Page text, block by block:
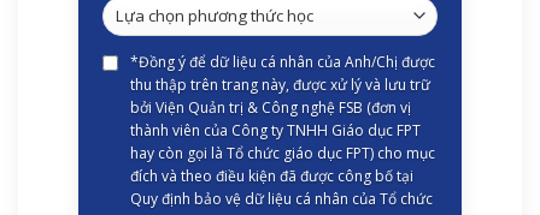
*Đồng ý để dữ liệu cá nhân của Anh/Chị được
thu thập trên trang này, được xử lý và lưu trữ
bởi Viện Quản trị & Công nghệ FSB (đơn vị
thành viên của Công ty TNHH Giáo dục FPT
hay còn gọi là Tổ chức giáo dục FPT) cho mục
đích và theo điều kiện đã được công bố tại
Quy định bảo vệ dữ liệu cá nhân của Tổ chức